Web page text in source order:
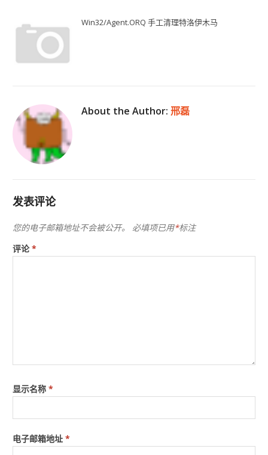
Win32/Agent.ORQ 手工清理特洛伊木马
About the Author:邢磊
发表评论
您的电子邮箱地址不会被公开。 必填项已用*标注
评论*
显示名称*
电子邮箱地址*